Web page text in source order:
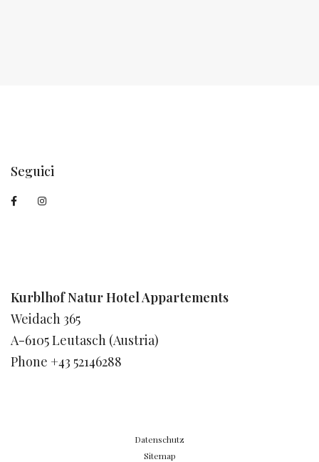
Seguici
Kurblhof Natur Hotel Appartements
Weidach 365
A-6105 Leutasch (Austria)
Phone +43 52146288
Datenschutz
Sitemap